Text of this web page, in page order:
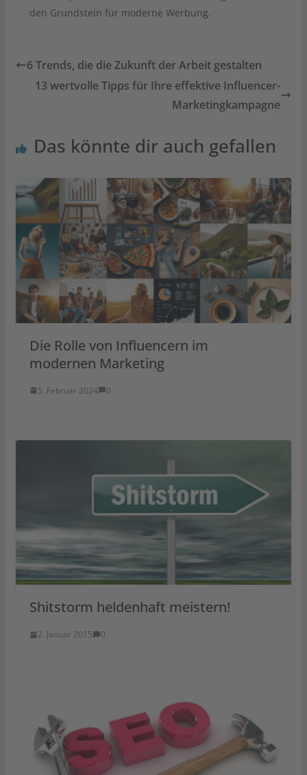
den Grundstein für moderne Werbung.
6 Trends, die die Zukunft der Arbeit gestalten
13 wertvolle Tipps für Ihre effektive Influencer-
Marketingkampagne
Das könnte dir auch gefallen
Die Rolle von Influencern im
modernen Marketing
5. Februar 2024 0
Shitstorm heldenhaft meistern!
2. Januar 2015 0